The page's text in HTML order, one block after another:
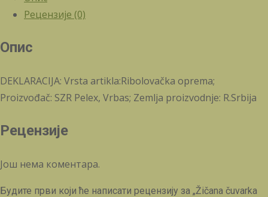
Рецензије (0)
Опис
DEKLARACIJA: Vrsta artikla:Ribolovačka oprema;
Proizvođač: SZR Pelex, Vrbas; Zemlja proizvodnje: R.Srbija
Рецензије
Још нема коментара.
Будите први који ће написати рецензију за „Žičana čuvarka